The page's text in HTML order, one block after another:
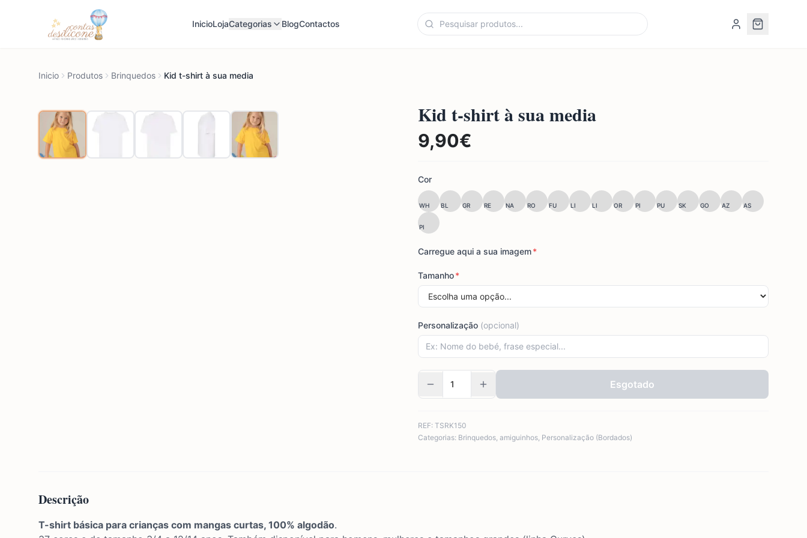
InicioLojaCategorias BlogContactos
Inicio Produtos Brinquedos Kid t-shirt à sua media
Kid t-shirt à sua media
9,90€
Cor
WH BL GR RE NA RO FU LI LI OR PI PU SK GO AZ AS
PI
Carregue aqui a sua imagem*
Tamanho*
Personalização (opcional)
Esgotado
REF: TSRK150
Categorias: Brinquedos, amiguinhos, Personalização (Bordados)
Descrição
T-shirt básica para crianças com mangas curtas, 100% algodão.